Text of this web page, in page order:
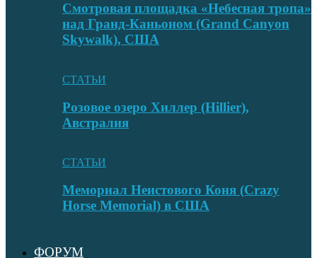
Смотровая площадка «Небесная тропа»
над Гранд-Каньоном (Grand Canyon
Skywalk), США
СТАТЬИ
Розовое озеро Хиллер (Hillier),
Австралия
СТАТЬИ
Мемориал Неистового Коня (Crazy
Horse Memorial) в США
ФОРУМ